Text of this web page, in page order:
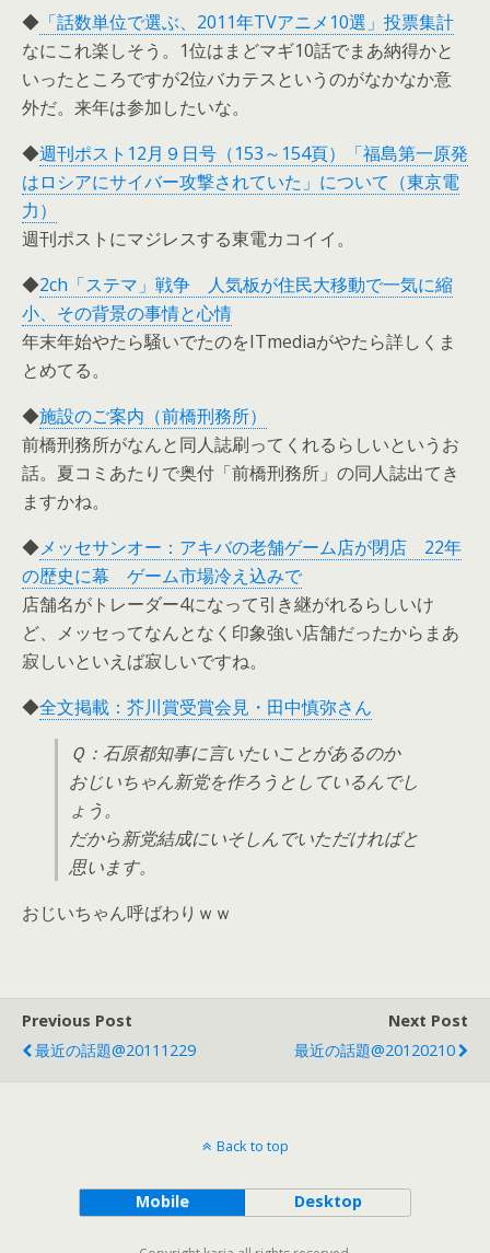
◆ 「話数単位で選ぶ、2011年TVアニメ10選」投票集計
なにこれ楽しそう。1位はまどマギ10話でまあ納得かと
いったところですが2位バカテスというのがなかなか意
外だ。来年は参加したいな。
◆週刊ポスト12月９日号（153～154頁）「福島第一原発
はロシアにサイバー攻撃されていた」について（東京電
力）
週刊ポストにマジレスする東電カコイイ。
◆2ch「ステマ」戦争 人気板が住民大移動で一気に縮
小、その背景の事情と心情
年末年始やたら騒いでたのをITmediaがやたら詳しくま
とめてる。
◆施設のご案内（前橋刑務所）
前橋刑務所がなんと同人誌刷ってくれるらしいというお
話。夏コミあたりで奥付「前橋刑務所」の同人誌出てき
ますかね。
◆メッセサンオー：アキバの老舗ゲーム店が閉店 22年
の歴史に幕 ゲーム市場冷え込みで
店舗名がトレーダー4になって引き継がれるらしいけ
ど、メッセってなんとなく印象強い店舗だったからまあ
寂しいといえば寂しいですね。
◆全文掲載：芥川賞受賞会見・田中慎弥さん
Ｑ：石原都知事に言いたいことがあるのか
おじいちゃん新党を作ろうとしているんでし
ょう。
だから新党結成にいそしんでいただければと
思います。
おじいちゃん呼ばわりｗｗ
Previous Post
最近の話題@20111229
Next Post
最近の話題@20120210
Back to top
Mobile Desktop